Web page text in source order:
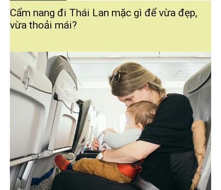
Cẩm nang đi Thái Lan mặc gì để vừa đẹp,
vừa thoải mái?